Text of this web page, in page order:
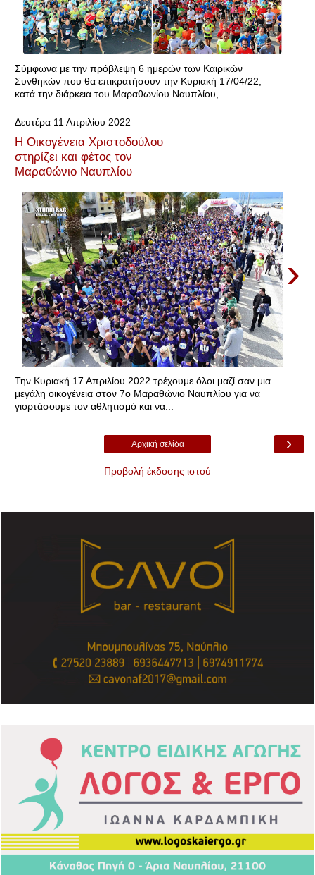
Σύμφωνα με την πρόβλεψη 6 ημερών των Καιρικών
Συνθηκών που θα επικρατήσουν την Κυριακή 17/04/22,
κατά την διάρκεια του Μαραθωνίου Ναυπλίου, ...
Δευτέρα 11 Απριλίου 2022
Η Οικογένεια Χριστοδούλου
στηρίζει και φέτος τον
Μαραθώνιο Ναυπλίου
›
Την Κυριακή 17 Απριλίου 2022 τρέχουμε όλοι μαζί σαν μια
μεγάλη οικογένεια στον 7ο Μαραθώνιο Ναυπλίου για να
γιορτάσουμε τoν αθλητισμό και να...
›
Αρχική σελίδα
Προβολή έκδοσης ιστού